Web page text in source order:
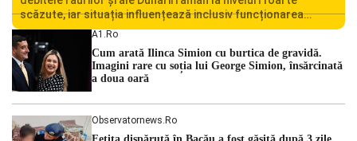
scăzute, iar situația influențează inclusiv funcționarea
Centralei Nucleare de la Cernavodă. România se confruntă
cu una dintre cele mai dificile perioade din punct de vedere
hidrologic din ultimii ani. Lipsa […]
A1.ro
Cum arată Ilinca Simion cu burtica de gravidă.
Imagini rare cu soția lui George Simion, însărcinată
a doua oară
Observatornews.ro